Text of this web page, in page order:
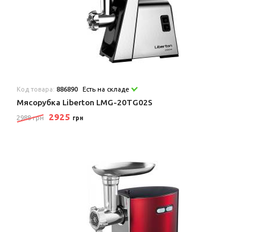
Код товара:886890 Есть на складе
Мясорубка Liberton LMG-20TG02S
2988 грн 2925 грн